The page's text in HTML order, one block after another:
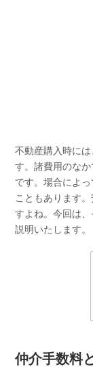
不動産購入時に
す。諸費用のな
です。場合によ
こともあります
すよね。今回は
説明いたします。
仲介手数料